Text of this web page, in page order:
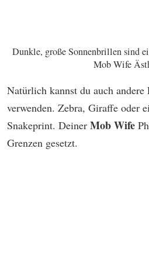
Dunkle, große Sonnenbrillen sind
Mob Wife
Natürlich kannst du auch
verwenden. Zebra, Giraffe oder
Snakeprint. Deiner Mob Wife
Grenzen gesetzt.